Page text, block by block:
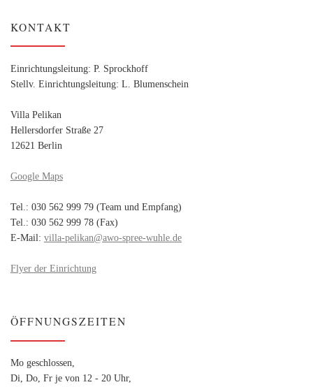
KONTAKT
Einrichtungsleitung: P. Sprockhoff
Stellv. Einrichtungsleitung: L. Blumenschein
Villa Pelikan
Hellersdorfer Straße 27
12621 Berlin
Google Maps
Tel.: 030 562 999 79 (Team und Empfang)
Tel.: 030 562 999 78 (Fax)
E-Mail: villa-pelikan@awo-spree-wuhle.de
Flyer der Einrichtung
ÖFFNUNGSZEITEN
Mo geschlossen,
Di, Do, Fr je von 12 - 20 Uhr,